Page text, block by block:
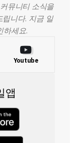
뮤니티 소식을
립니다. 지금 일
하세요.
Youtube